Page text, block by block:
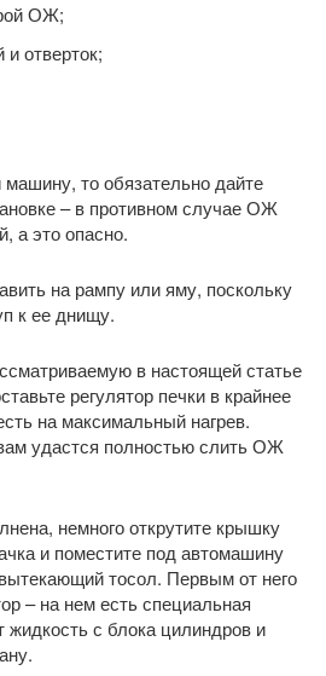
ОЖ;
отверток;
то обязательно дайте
– в противном случае ОЖ
а это опасно.
на рампу или яму, поскольку
к ее днищу.
в настоящей статье
регулятор печки в крайнее
на максимальный нагрев.
удастся полностью слить ОЖ
немного открутите крышку
и поместите под автомашину
тосол. Первым от него
– на нем есть специальная
с блока цилиндров и